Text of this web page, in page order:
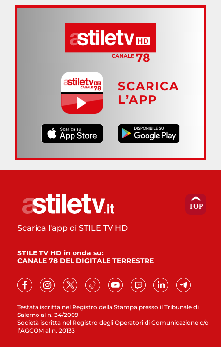
SCARICA
L’APP
Testata iscritta nel Registro della Stampa presso il Tribunale di
Salerno al n. 34/2009
Società iscritta nel Registro degli Operatori di Comunicazione c/o
l’AGCOM al n. 20133
Scarica l'app di STILE TV HD
STILE TV HD in onda su:
CANALE 78 DEL DIGITALE TERRESTRE